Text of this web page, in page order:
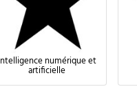
Intelligence numérique et
artificielle